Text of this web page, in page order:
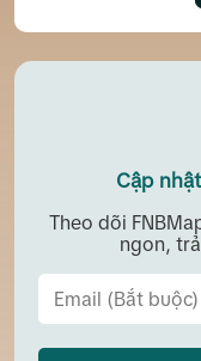
Cập
Theo dõi
ngon,